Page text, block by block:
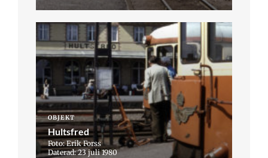
OBJEKT
Hultsfred
Foto: Erik Forss
Daterad: 23 juli 1980